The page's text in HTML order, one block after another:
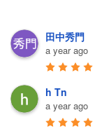
田中秀門
a year ago
h Tn
a year ago